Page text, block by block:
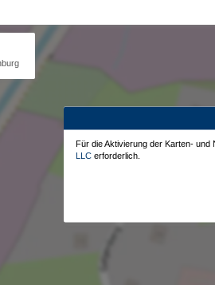
Für die Aktivierung der Karten-
LLC erforderlich.